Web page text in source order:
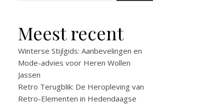
Meest recent
Winterse Stijlgids: Aanbevelingen en
Mode-advies voor Heren Wollen
Jassen
Retro Terugblik: De Heropleving van
Retro-Elementen in Hedendaagse